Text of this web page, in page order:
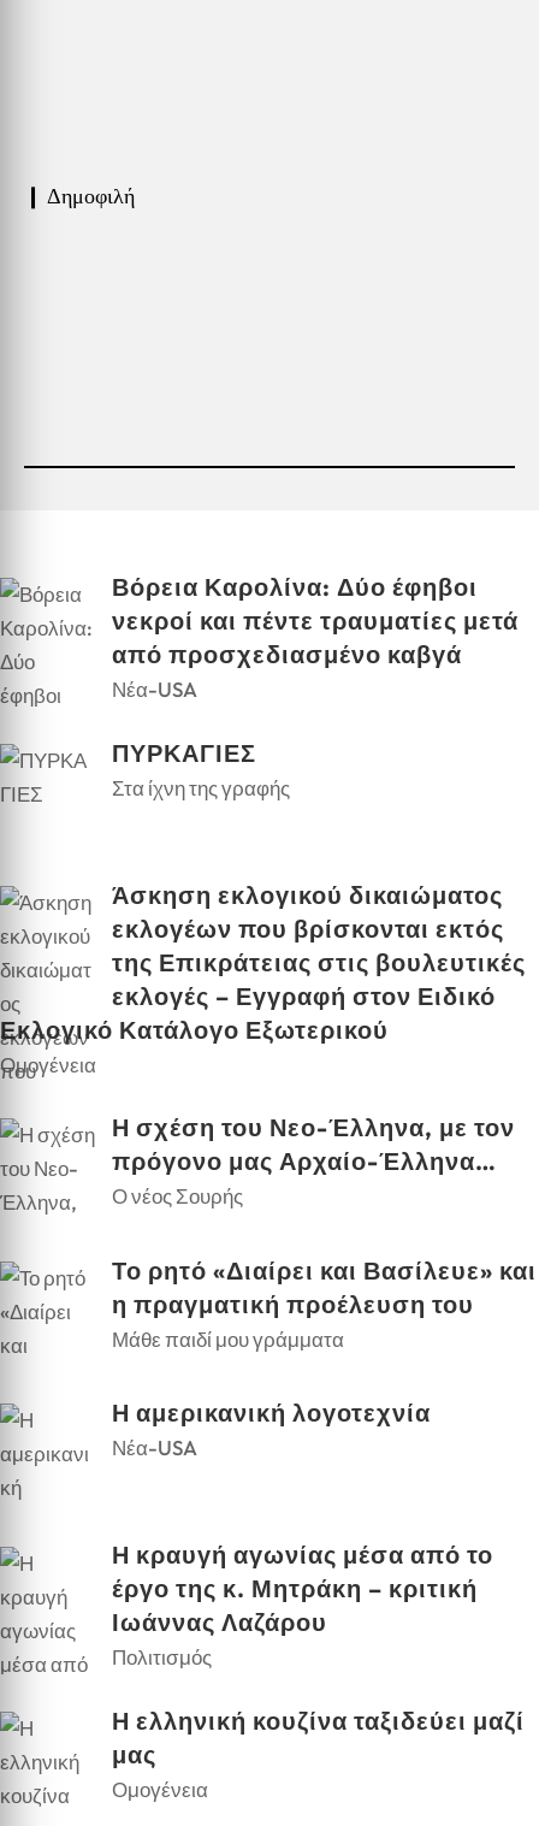
❙ Δημοφιλή
Βόρεια Καρολίνα: Δύο έφηβοι
νεκροί και πέντε τραυματίες μετά
από προσχεδιασμένο καβγά
Νέα-USA
ΠΥΡΚΑΓΙΕΣ
Στα ίχνη της γραφής
Άσκηση εκλογικού δικαιώματος
εκλογέων που βρίσκονται εκτός
της Επικράτειας στις βουλευτικές
εκλογές – Εγγραφή στον Ειδικό
Εκλογικό Κατάλογο Εξωτερικού
Ομογένεια
Η σχέση του Νεο-Έλληνα, με τον
πρόγονο μας Αρχαίο-Έλληνα…
Ο νέος Σουρής
Το ρητό «Διαίρει και Βασίλευε» και
η πραγματική προέλευση του
Μάθε παιδί μου γράμματα
Η αμερικανική λογοτεχνία
Νέα-USA
Η κραυγή αγωνίας μέσα από το
έργο της κ. Μητράκη – κριτική
Ιωάννας Λαζάρου
Πολιτισμός
Η ελληνική κουζίνα ταξιδεύει μαζί
μας
Ομογένεια